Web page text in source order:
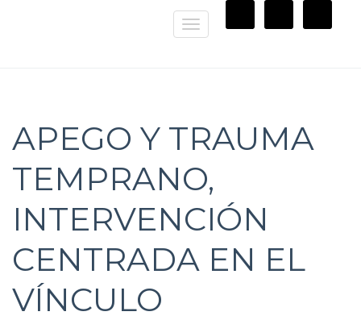
Toggle
APEGO Y TRAUMA
TEMPRANO,
INTERVENCIÓN
CENTRADA EN EL
VÍNCULO